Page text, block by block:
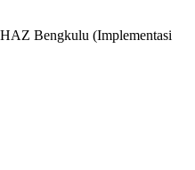
Bengkulu (Implementasi